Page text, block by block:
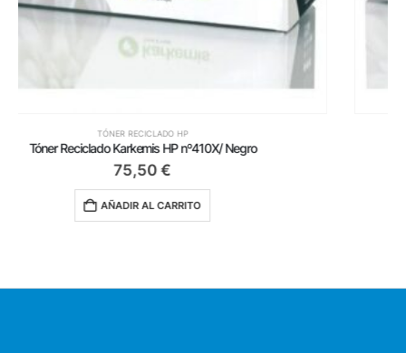
TÓNER RECICLADO HP
Tóner Reciclado Karkemis HP nº106A/ Negro
AÑADIR AL CARRITO